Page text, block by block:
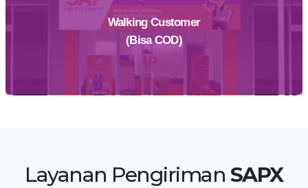
Daftar Sekarang
Walking Customer
(Bisa COD)
Layanan Pengiriman SAPX